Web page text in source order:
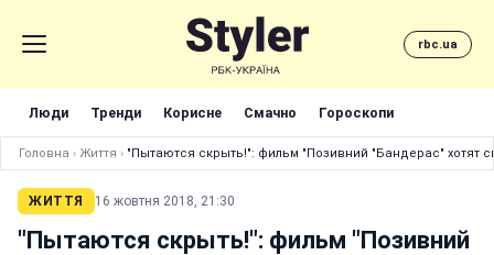
rbc.ua
Люди Тренди Корисне Смачно Гороскопи
Головна › Життя › "Пытаются скрыть!": фильм "Позивний "Бандерас" хотят
ЖИТТЯ 16 жовтня 2018, 21:30
"Пытаются скрыть!": фильм "Позивний